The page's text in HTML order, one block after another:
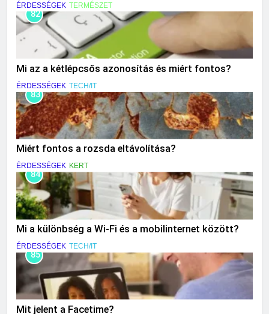
ÉRDESSÉGEK TERMÉSZET
82
Mi az a kétlépcsős azonosítás és miért fontos?
ÉRDESSÉGEK TECH/IT
83
Miért fontos a rozsda eltávolítása?
ÉRDESSÉGEK KERT
84
Mi a különbség a Wi-Fi és a mobilinternet között?
ÉRDESSÉGEK TECH/IT
85
Mit jelent a Facetime?